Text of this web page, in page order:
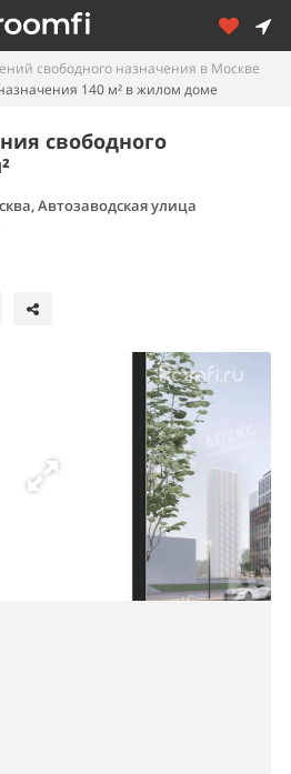
свободного назначения в Москве
140 м² в жилом доме
свободного
Автозаводская улица